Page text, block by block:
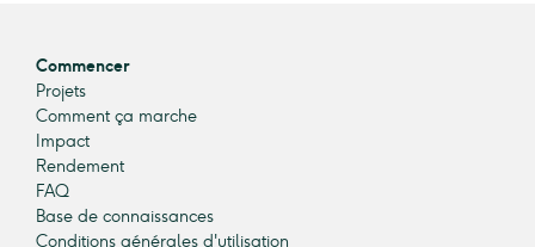
Commencer
Projets
Comment ça marche
Impact
Rendement
FAQ
Base de connaissances
Conditions générales d'utilisation